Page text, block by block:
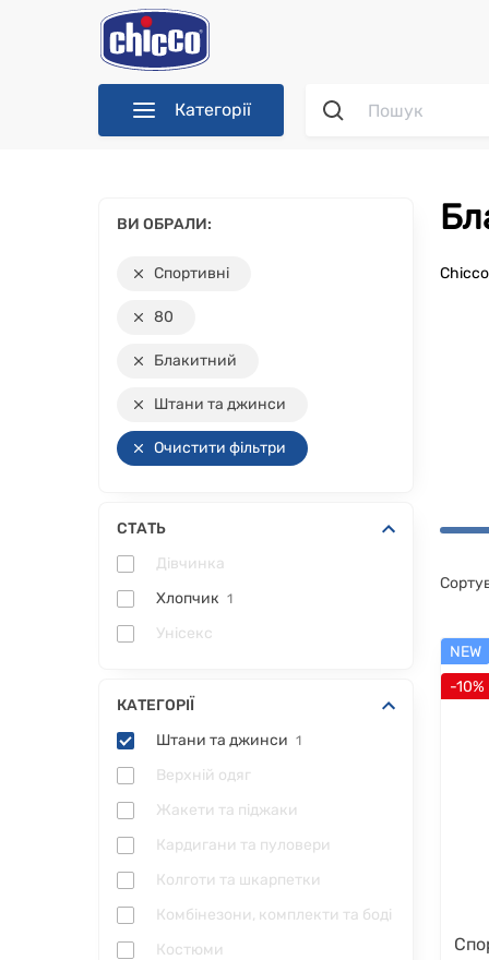
Категорії
ВИ ОБРАЛИ:
Спортивні
80
Блакитний
Штани та джинси
Очистити фільтри
СТАТЬ
Дівчинка
Хлопчик 1
Унісекс
КАТЕГОРІЇ
Штани та джинси 1
Верхній одяг
Жакети та піджаки
Кардигани та пуловери
Колготи та шкарпетки
Комбінезони, комплекти та боді
Костюми
NEW
-10%